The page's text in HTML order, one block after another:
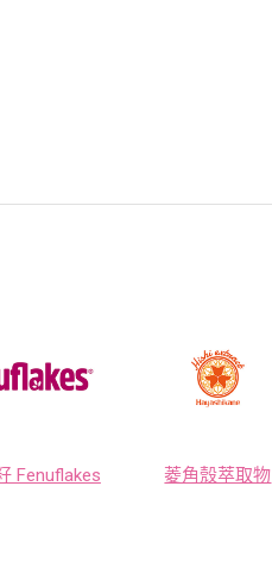
Fenuflakes 菱角殼萃取物